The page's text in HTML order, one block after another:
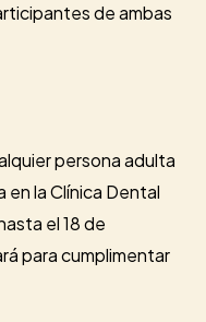
de ambas
persona adulta
en la Clínica Dental
el 18 de
para cumplimentar